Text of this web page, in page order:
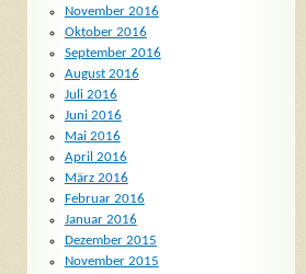
November 2016
Oktober 2016
September 2016
August 2016
Juli 2016
Juni 2016
Mai 2016
April 2016
März 2016
Februar 2016
Januar 2016
Dezember 2015
November 2015